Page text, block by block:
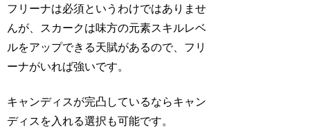
フリーナは必須というわけではありませ
んが、スカークは味方の元素スキルレベ
ルをアップできる天賦があるので、フリ
ーナがいれば強いです。
キャンディスが完凸しているならキャン
ディスを入れる選択も可能です。